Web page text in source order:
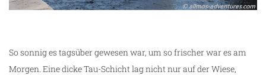
So sonnig es tagsüber gewesen war, um so frischer war es am
Morgen. Eine dicke Tau-Schicht lag nicht nur auf der Wiese,